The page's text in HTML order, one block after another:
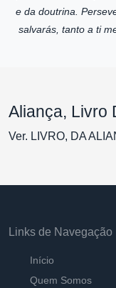
e da doutrina.
salvarás, tanto a ti
Aliança, Livro
Ver. LIVRO, DA
Links de Navegação
Início
Quem Somos